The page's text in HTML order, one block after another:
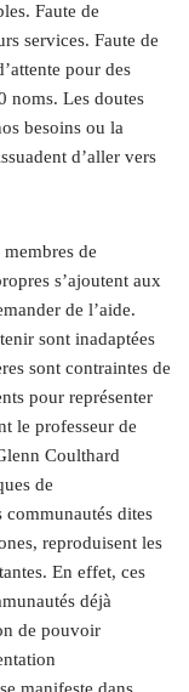
Faute de
services. Faute de
pour des
noms. Les doutes
besoins ou la
d’aller vers
de
s’ajoutent aux
de l’aide.
sont inadaptées
sont contraintes de
pour représenter
le professeur de
Coulthard
de
communautés dites
reproduisent les
En effet, ces
déjà
de pouvoir